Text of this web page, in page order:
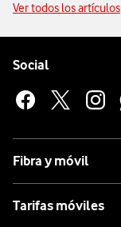
Ver todos los artículos
Social
Fibra y móvil
Tarifas móviles